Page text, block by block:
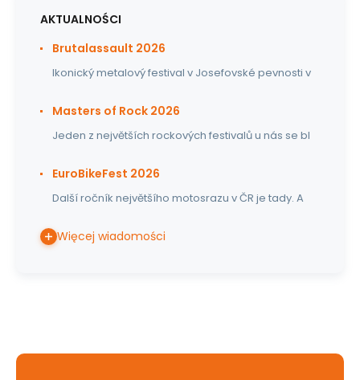
AKTUALNOŚCI
Brutalassault 2026
Ikonický metalový festival v Josefovské pevnosti v
Masters of Rock 2026
Jeden z největších rockových festivalů u nás se bl
EuroBikeFest 2026
Další ročník největšího motosrazu v ČR je tady. A
Więcej wiadomości